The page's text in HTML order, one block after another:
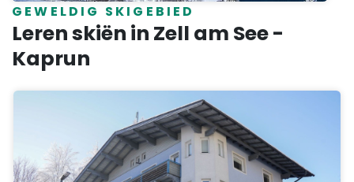
GEWELDIG SKIGEBIED
Leren skiën in Zell am See -
Kaprun